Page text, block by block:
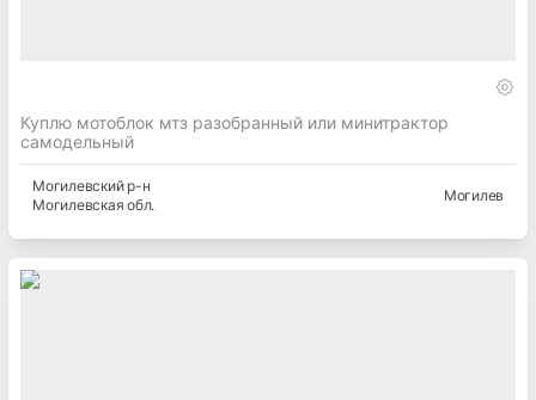
Куплю мотоблок мтз разобранный или минитрактор
самодельный
Могилевскийр-н
Могилевская обл.
Могилев